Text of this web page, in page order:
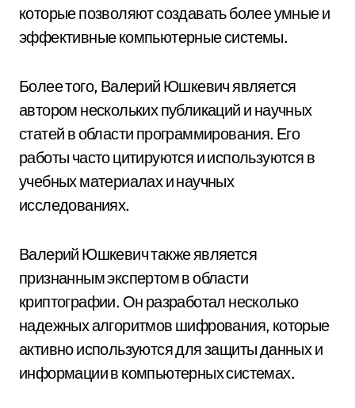
которые позволяют создавать более умные и
эффективные компьютерные системы.
Более того, Валерий Юшкевич является
автором нескольких публикаций и научных
статей в области программирования. Его
работы часто цитируются и используются в
учебных материалах и научных
исследованиях.
Валерий Юшкевич также является
признанным экспертом в области
криптографии. Он разработал несколько
надежных алгоритмов шифрования, которые
активно используются для защиты данных и
информации в компьютерных системах.